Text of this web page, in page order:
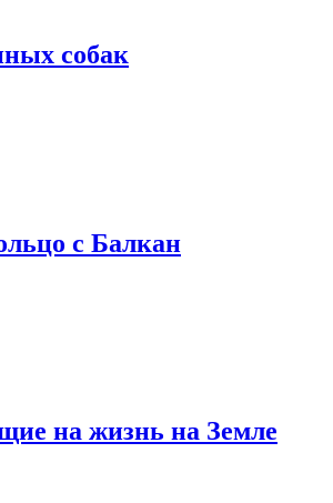
собак
с Балкан
на жизнь на Земле